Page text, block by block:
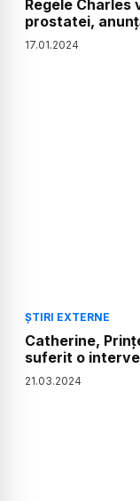
Regele
prostatei,
17.01.2024
ȘTIRI EXTERNE
Catherine,
suferit o
21.03.2024